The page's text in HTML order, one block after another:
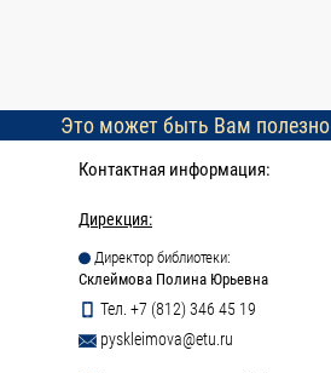
Это может быть Вам полезно
Контактная информация:
Дирекция:
Директор библиотеки:
Склеймова Полина Юрьевна
Тел. +7 (812) 346 45 19
pyskleimova@etu.ru